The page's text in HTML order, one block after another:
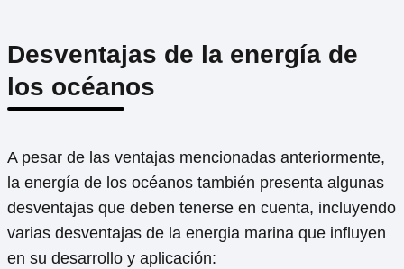
Desventajas de la energía de
los océanos
A pesar de las ventajas mencionadas anteriormente,
la energía de los océanos también presenta algunas
desventajas que deben tenerse en cuenta, incluyendo
varias desventajas de la energia marina que influyen
en su desarrollo y aplicación: